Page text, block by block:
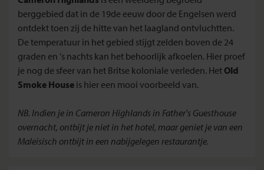
berggebied dat in de 19de eeuw door de Engelsen werd
ontdekt toen zij de hitte van het laagland ontvluchtten.
De temperatuur in het gebied stijgt zelden boven de 24
graden en 's nachts kan het behoorlijk afkoelen. Hier proef
je nog de sfeer van het Britse koloniale verleden. Het Old
Smoke House is hier een mooi voorbeeld van.
NB. Indien je in Cameron Highlands in Father's Guesthouse
overnacht, ontbijt je niet in het hotel, maar geniet je van een
Maleisisch ontbijt in een nabijgelegen restaurantje.